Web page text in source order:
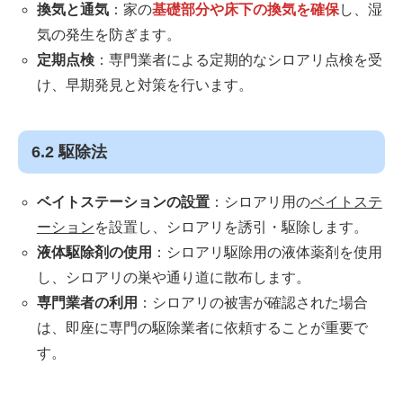
換気と通気：家の基礎部分や床下の換気を確保し、湿
気の発生を防ぎます。
定期点検：専門業者による定期的なシロアリ点検を受
け、早期発見と対策を行います。
6.2 駆除法
ベイトステーションの設置：シロアリ用のベイトステ
ーションを設置し、シロアリを誘引・駆除します。
液体駆除剤の使用 ：シロアリ駆除用の液体薬剤を使用
し、シロアリの巣や通り道に散布します。
専門業者の利用 ：シロアリの被害が確認された場合
は、即座に専門の駆除業者に依頼することが重要で
す。